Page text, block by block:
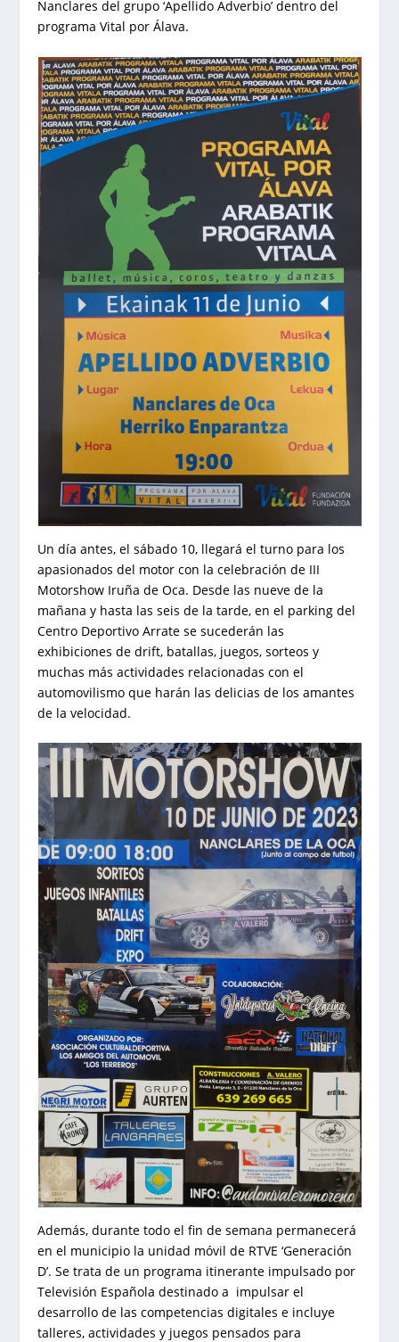
Nanclares del grupo ‘Apellido Adverbio’ dentro del
programa Vital por Álava.
Un día antes, el sábado 10, llegará el turno para los
apasionados del motor con la celebración de III
Motorshow Iruña de Oca. Desde las nueve de la
mañana y hasta las seis de la tarde, en el parking del
Centro Deportivo Arrate se sucederán las
exhibiciones de drift, batallas, juegos, sorteos y
muchas más actividades relacionadas con el
automovilismo que harán las delicias de los amantes
de la velocidad.
Además, durante todo el fin de semana permanecerá
en el municipio la unidad móvil de RTVE ‘Generación
D’. Se trata de un programa itinerante impulsado por
Televisión Española destinado a impulsar el
desarrollo de las competencias digitales e incluye
talleres, actividades y juegos pensados para